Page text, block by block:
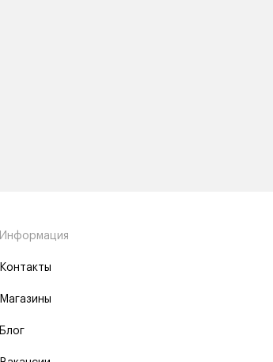
Информация
Контакты
Магазины
Блог